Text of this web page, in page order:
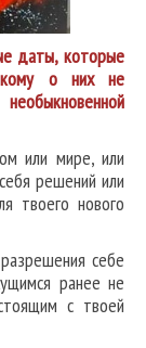
даты, которые
о них не
или мире, или
решений или
твоего нового
себе
ранее не
с твоей